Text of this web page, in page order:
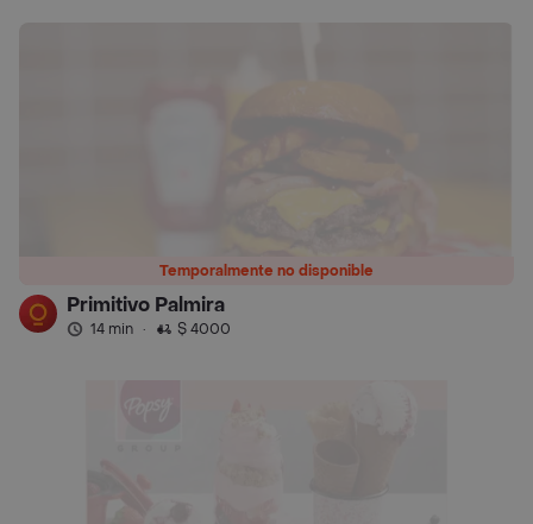
Temporalmente no disponible
Primitivo Palmira
14 min · $ 4000